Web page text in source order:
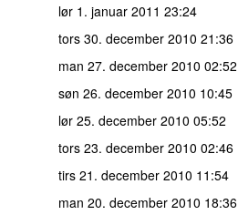
lør 1. januar 2011 23:24
tors 30. december 2010 21:36
man 27. december 2010 02:52
søn 26. december 2010 10:45
lør 25. december 2010 05:52
tors 23. december 2010 02:46
tirs 21. december 2010 11:54
man 20. december 2010 18:36